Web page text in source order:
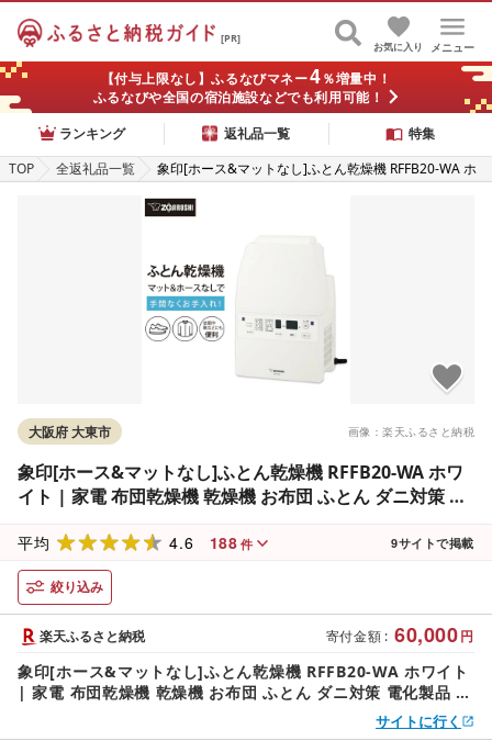
[PR]
メニュー
お気に入り
【付与上限なし】ふるなびマネー4％増量中！
ふるなびや全国の宿泊施設などでも利用可能！
ランキング
返礼品一覧
特集
TOP
全返礼品一覧
象印[ホース&マットなし]ふとん乾燥機 RFFB20-WA ホ
策 電化製品 生活家電 便利家電 人気 おすすめ 送料無料
画像：楽天ふるさと納税
大阪府 大東市
象印[ホース&マットなし]ふとん乾燥機 RFFB20-WA ホワ
イト | 家電 布団乾燥機 乾燥機 お布団 ふとん ダニ対策 電
平均 4.6 188 件 9サイトで掲載
絞り込み
寄付金額 : 60,000円
楽天ふるさと納税
象印[ホース&マットなし]ふとん乾燥機 RFFB20-WA ホワイト
| 家電 布団乾燥機 乾燥機 お布団 ふとん ダニ対策 電化製品 生
サイトに行く